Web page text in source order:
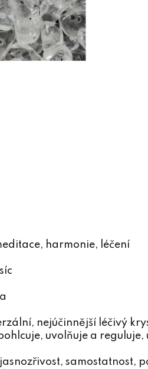
harmonie, léčení
nejúčinnější léčivý
uvolňuje a
samostatnost,